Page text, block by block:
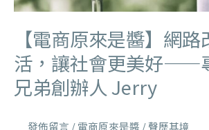
【電商原來是醬】網
活，讓社會更美好——
兄弟創辦人 Jerry
發佈留言 /電商原來是醬 /聲歷其境